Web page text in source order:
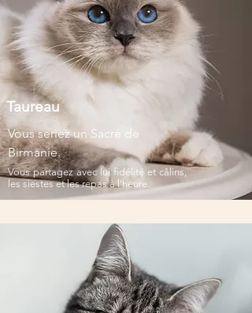
Taureau
Vous seriez un Sacré de
Birmanie.
Vous partagez avec lui fidélité et câlins,
les siestes et les repas à l’heure.